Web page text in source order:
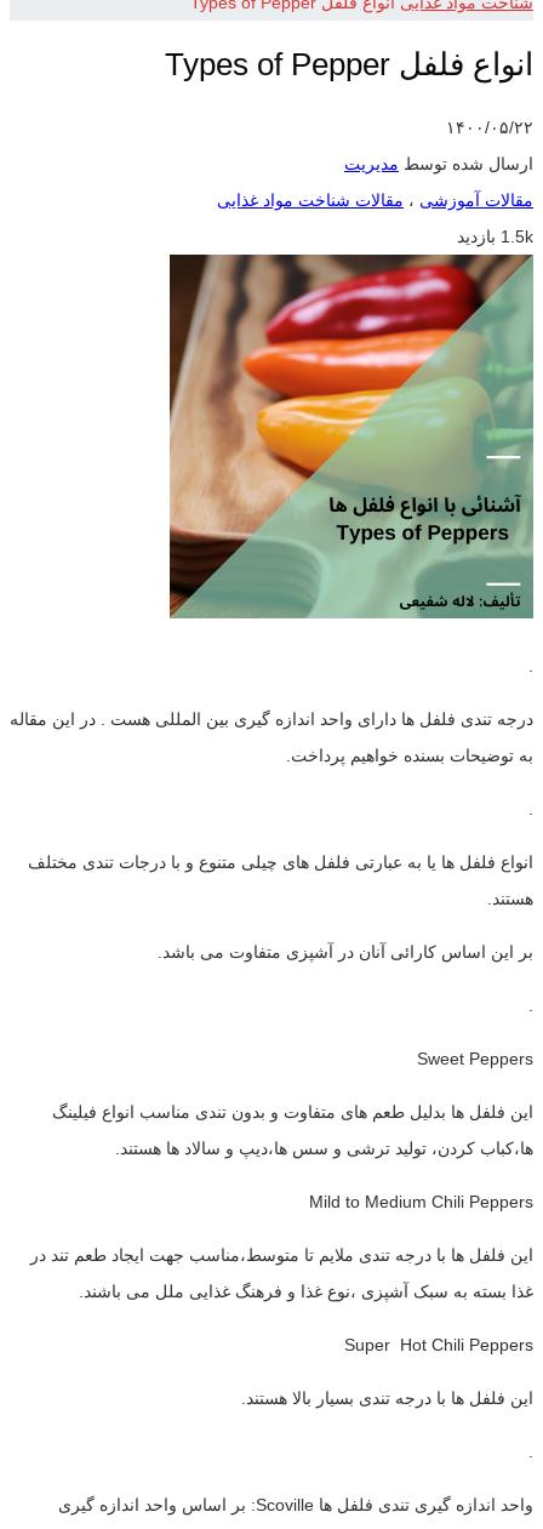
انواع فلفل Types of Pepper
۱۴۰۰/۰۵/۲۲
ارسال شده توسط مدیریت
مقالات آموزشی ، مقالات شناخت مواد غذایی
1.5k بازدید
درجه تندی فلفل ها دارای واحد اندازه گیری بین المللی هست . در این مقاله
به توضیحات بسنده خواهیم پرداخت.
انواع فلفل ها یا به عبارتی فلفل های چیلی متنوع و با درجات تندی مختلف
هستند.
بر این اساس کارائی آنان در آشپزی متفاوت می باشد.
Sweet Peppers
این فلفل ها بدلیل طعم های متفاوت و بدون تندی مناسب انواع فیلینگ
ها،کباب کردن، تولید ترشی و سس ها،دیپ و سالاد ها هستند.
Mild to Medium Chili Peppers
این فلفل ها با درجه تندی ملایم تا متوسط،مناسب جهت ایجاد طعم تند در
غذا بسته به سبک آشپزی ،نوع غذا و فرهنگ غذایی ملل می باشند.
Super Hot Chili Peppers
این فلفل ها با درجه تندی بسیار بالا هستند.
واحد اندازه گیری تندی فلفل ها Scoville: بر اساس واحد اندازه گیری